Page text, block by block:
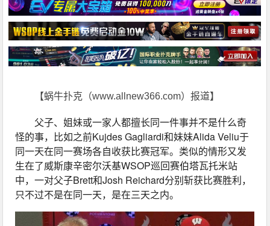
【蜗牛扑克（www.allnew366.com）报道】
父子、姐妹或一家人都擅长同一件事并不是什么奇
怪的事，比如之前Kujdes Gagliardi和妹妹Alida Veliu于
同一天在同一赛场各自收获比赛冠军。类似的情形又发
生在了威斯康辛密尔沃基WSOP巡回赛伯塔瓦托米站
中，一对父子Brett和Josh Reichard分别斩获比赛胜利，
只不过不是在同一天，是在三天之内。